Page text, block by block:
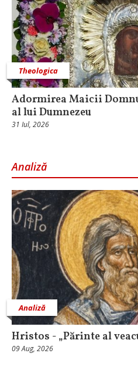
Theologica
Adormirea Maicii
al lui Dumnezeu
31 Iul, 2026
Analiză
Analiză
Hristos - „Părinte al
09 Aug, 2026